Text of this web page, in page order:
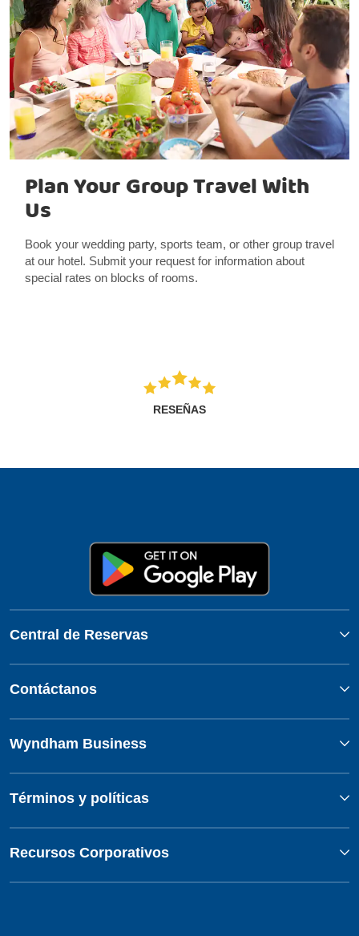
Plan Your Group Travel With
Us
Book your wedding party, sports team, or other group travel
at our hotel. Submit your request for information about
special rates on blocks of rooms.
RESEÑAS
Central de Reservas
Contáctanos
Wyndham Business
Términos y políticas
Recursos Corporativos